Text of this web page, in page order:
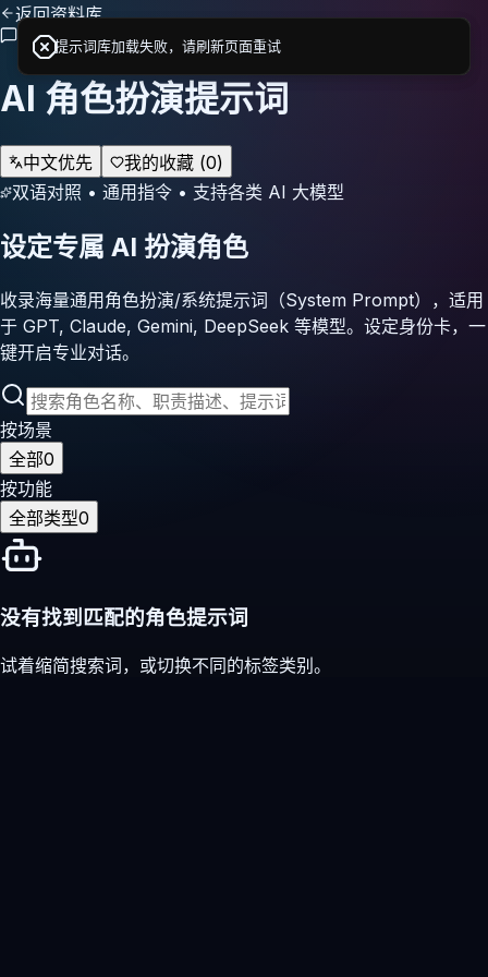
返回资料库
AI 角色扮演提示词
中文优先 我的收藏 (0)
双语对照 • 通用指令 • 支持各类 AI 大模型
设定专属 AI 扮演角色
收录海量通用角色扮演/系统提示词（System Prompt），适用
于 GPT, Claude, Gemini, DeepSeek 等模型。设定身份卡，一
键开启专业对话。
按场景
全部0
按功能
全部类型0
没有找到匹配的角色提示词
试着缩简搜索词，或切换不同的标签类别。